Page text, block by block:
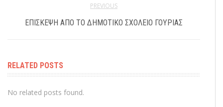
PREVIOUS
ΕΠΊΣΚΕΨΗ ΑΠΌ ΤΟ ΔΗΜΟΤΙΚΌ ΣΧΟΛΕΊΟ ΓΟΥΡΙΆΣ
RELATED POSTS
No related posts found.